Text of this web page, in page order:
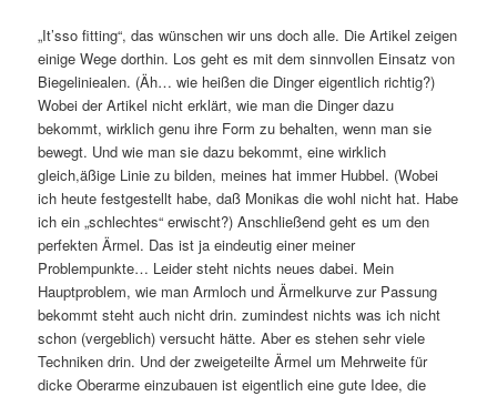
„It’sso fitting“, das wünschen wir uns doch alle. Die Artikel zeigen
einige Wege dorthin. Los geht es mit dem sinnvollen Einsatz von
Biegeliniealen. (Äh… wie heißen die Dinger eigentlich richtig?)
Wobei der Artikel nicht erklärt, wie man die Dinger dazu
bekommt, wirklich genu ihre Form zu behalten, wenn man sie
bewegt. Und wie man sie dazu bekommt, eine wirklich
gleich,äßige Linie zu bilden, meines hat immer Hubbel. (Wobei
ich heute festgestellt habe, daß Monikas die wohl nicht hat. Habe
ich ein „schlechtes“ erwischt?) Anschließend geht es um den
perfekten Ärmel. Das ist ja eindeutig einer meiner
Problempunkte… Leider steht nichts neues dabei. Mein
Hauptproblem, wie man Armloch und Ärmelkurve zur Passung
bekommt steht auch nicht drin. zumindest nichts was ich nicht
schon (vergeblich) versucht hätte. Aber es stehen sehr viele
Techniken drin. Und der zweigeteilte Ärmel um Mehrweite für
dicke Oberarme einzubauen ist eigentlich eine gute Idee, die